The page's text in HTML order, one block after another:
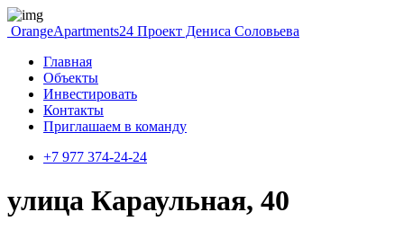
OrangeApartments24 Проект Дениса Соловьева
Главная
Объекты
Инвестировать
Контакты
Приглашаем в команду
+7 977 374-24-24
улица Караульная, 40